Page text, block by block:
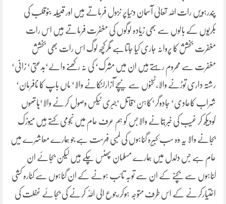
پندرہویں رات اللہ تعالیٰ آسمان دنیاپر نزول فرماتے ہیں اور قبیلہ بنوقلب کی
بکریوں کے بالوں سے بھی زیادہ لوگوں کی مغفرت فرماتے ہیں اس رات
مغفرت بخشش کا پروانہ جاری کیا جاتاہے مگرکچھ لوگ اس رات بھی بخشش
مغفرت سے محروم رہتے ہیں ان میں مشرک‘ کی نہ رکھنے والے‘بدعتی‘ زانی‘
رشتہ داری توڑنے والا،ٹخنوں سے نیچے آزارلٹکانے والا‘ ماں باپ کا نافرمان‘
شراب کاعادی‘ جادوگر‘کاہن‘قاتل‘جبری ٹیکس وصول کرنے والا‘ہاتھوں
کودیکھ کر غیب کی خبربتانے والاجس کو ہم عرف عام میں نجومی کہتے ہیں میوزک
بجانے والا یہ وہ سب کبیرہ گناہوں کی لمبی فہرست ہے جو ہمارے معاشرے میں
عام ہے جس دلدل میں ہمارے مسلمان پھنس چکے ہیں لیکن بجائے ان
گناہوں سے بچنے کے ان سے توبہ تائب ہونے کے ان گناہوں سے کنارہ کشی
اختیارکرنے کے اس طرف متوجہ ہوکررجوع الی اللّٰہ کرنے کی بجائے غفلت کی